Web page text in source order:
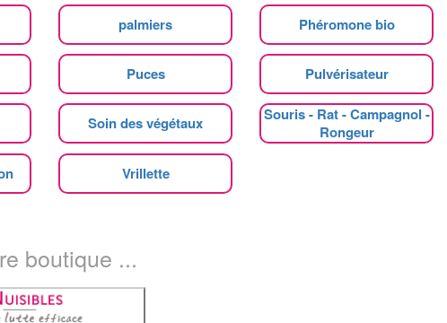
palmiers Phéromone bio
Puces Pulvérisateur
Soin des végétaux
Souris - Rat - Campagnol -
Rongeur
Vrillette
boutique ...